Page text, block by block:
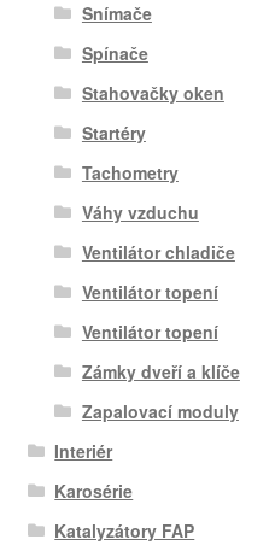
Snímače
Spínače
Stahovačky oken
Startéry
Tachometry
Váhy vzduchu
Ventilátor chladiče
Ventilátor topení
Ventilátor topení
Zámky dveří a klíče
Zapalovací moduly
Interiér
Karosérie
Katalyzátory FAP